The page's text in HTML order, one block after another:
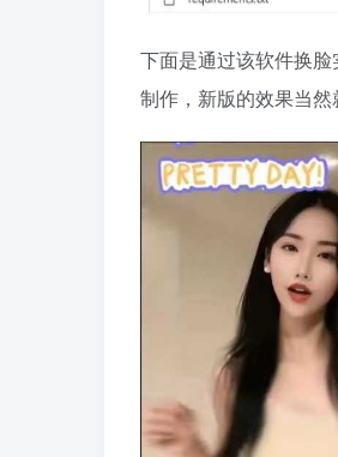
下面是通过该软件换
制作，新版的效果当然